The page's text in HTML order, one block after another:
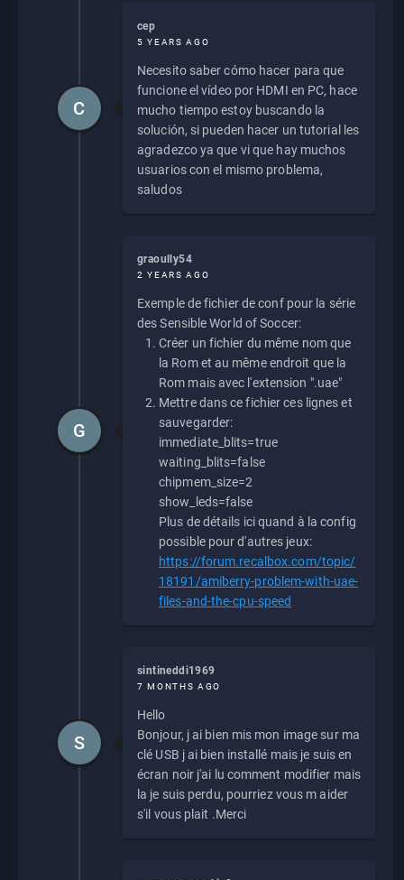
cep
5 YEARS AGO
Necesito saber cómo hacer para que
funcione el vídeo por HDMI en PC, hace
mucho tiempo estoy buscando la
solución, si pueden hacer un tutorial les
agradezco ya que vi que hay muchos
usuarios con el mismo problema,
saludos
C
graoully54
2 YEARS AGO
Exemple de fichier de conf pour la série
des Sensible World of Soccer:
Créer un fichier du même nom que
la Rom et au même endroit que la
Rom mais avec l'extension ".uae"
Mettre dans ce fichier ces lignes et
sauvegarder:
immediate_blits=true
waiting_blits=false
chipmem_size=2
show_leds=false
Plus de détails ici quand à la config
possible pour d'autres jeux:
https://forum.recalbox.com/topic/
18191/amiberry-problem-with-uae-
files-and-the-cpu-speed
G
sintineddi1969
7 MONTHS AGO
Hello
Bonjour, j ai bien mis mon image sur ma
clé USB j ai bien installé mais je suis en
écran noir j'ai lu comment modifier mais
la je suis perdu, pourriez vous m aider
s'il vous plait .Merci
S